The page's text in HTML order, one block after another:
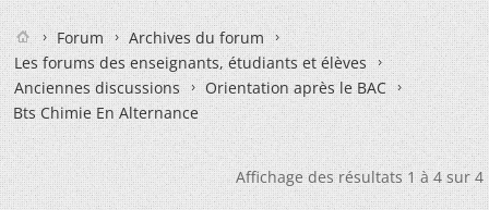
Forum
Archives du forum
Les forums des enseignants, étudiants et élèves
Anciennes discussions
Orientation après le BAC
Bts Chimie En Alternance
Affichage des résultats 1 à 4 sur 4